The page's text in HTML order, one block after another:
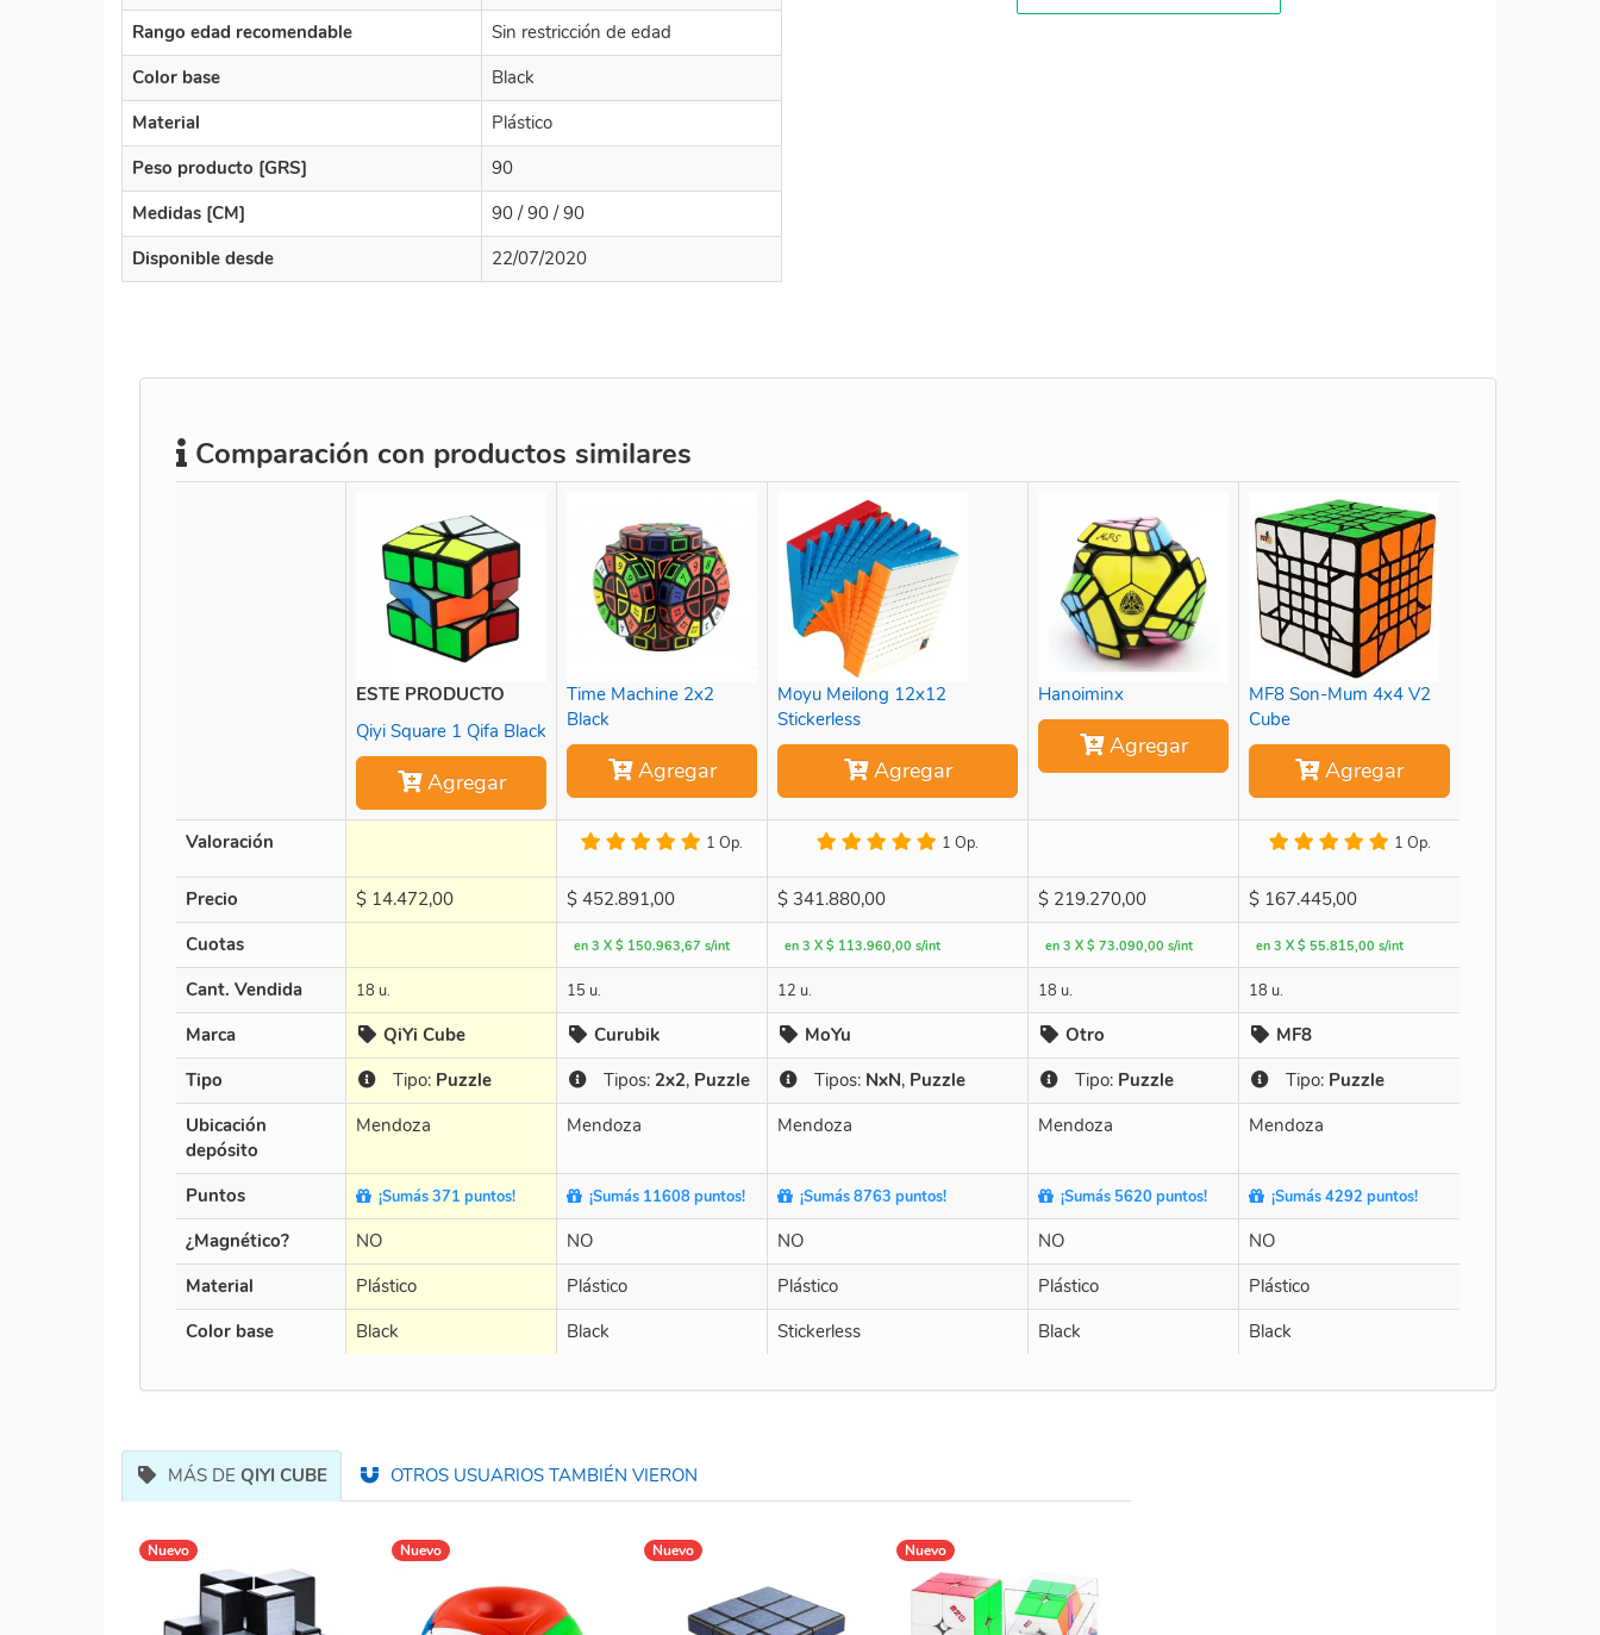
Rango edad recomendable
Sin restricción de edad
Color base
Black
Material
Plástico
Peso producto [GRS]
90
Medidas [CM]
90 / 90 / 90
Disponible desde
22/07/2020
Comparación con productos similares
ESTE PRODUCTO
Qiyi Square 1 Qifa Black
Agregar
Time Machine 2x2
Black
Agregar
Moyu Meilong 12x12
Stickerless
Agregar
Hanoiminx
Agregar
MF8 Son-Mum 4x4 V2
Cube
Agregar
Valoración 1 Op. 1 Op. 1 Op.
Precio $ 14.472,00 $ 452.891,00 $ 341.880,00 $ 219.270,00 $ 167.445,00
Cuotas
en 3 X $ 150.963,67 s/int en 3 X $ 113.960,00 s/int en 3 X $ 73.090,00 s/int en 3 X $ 55.815,00 s/int
Cant. Vendida 18 u. 15 u. 12 u. 18 u. 18 u.
Marca QiYi Cube Curubik MoYu Otro
MF8
Tipo
Tipo: Puzzle Tipos: 2x2, Puzzle Tipos: NxN, Puzzle Tipo: Puzzle Tipo: Puzzle
Ubicación
depósito
Mendoza Mendoza Mendoza Mendoza Mendoza
Puntos ¡Sumás 371 puntos! ¡Sumás 11608 puntos! ¡Sumás 8763 puntos! ¡Sumás 5620 puntos! ¡Sumás 4292 puntos!
¿Magnético? NO NO NO NO
NO
Material
Plástico Plástico Plástico Plástico
Plástico
Color base
Black Black Stickerless Black Black
MÁS DE QIYI CUBE OTROS USUARIOS TAMBIÉN VIERON
Nuevo Nuevo Nuevo Nuevo